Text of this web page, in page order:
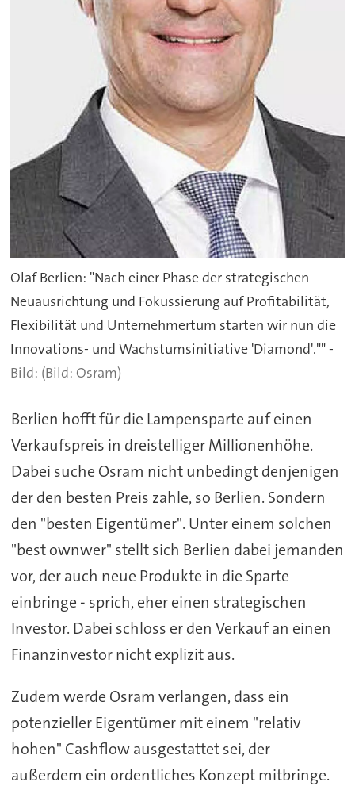
Olaf Berlien: "Nach einer Phase der strategischen
Neuausrichtung und Fokussierung auf Profitabilität,
Flexibilität und Unternehmertum starten wir nun die
Innovations- und Wachstumsinitiative 'Diamond'."" -
(Bild: Osram)
Berlien hofft für die Lampensparte auf einen
Verkaufspreis in dreistelliger Millionenhöhe.
Dabei suche Osram nicht unbedingt denjenigen
der den besten Preis zahle, so Berlien. Sondern
den "besten Eigentümer". Unter einem solchen
"best ownwer" stellt sich Berlien dabei jemanden
vor, der auch neue Produkte in die Sparte
einbringe - sprich, eher einen strategischen
Investor. Dabei schloss er den Verkauf an einen
Finanzinvestor nicht explizit aus.
Zudem werde Osram verlangen, dass ein
potenzieller Eigentümer mit einem "relativ
hohen" Cashflow ausgestattet sei, der
außerdem ein ordentliches Konzept mitbringe.